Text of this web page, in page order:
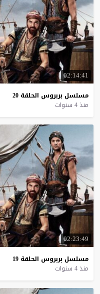
02:14:41
مسلسل بربروس الحلقة 20
منذ 4 سنوات
02:23:49
مسلسل بربروس الحلقة 19
منذ 4 سنوات